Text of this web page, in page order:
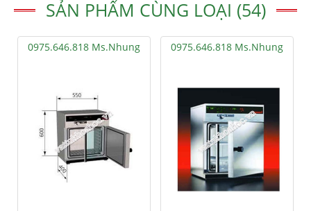
SẢN PHẨM CÙNG LOẠI (54)
0975.646.818 Ms.Nhung 0975.646.818 Ms.Nhung